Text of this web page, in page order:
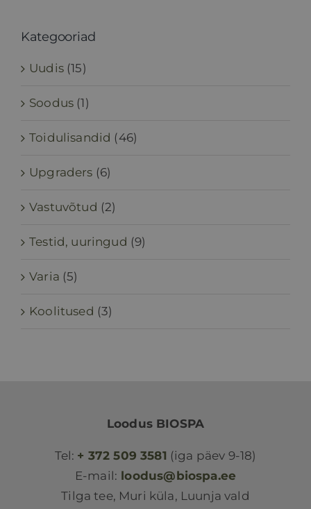
Kategooriad
Uudis (15)
Soodus (1)
Toidulisandid (46)
Upgraders (6)
Vastuvõtud (2)
Testid, uuringud (9)
Varia (5)
Koolitused (3)
Loodus BIOSPA
Tel: + 372 509 3581 (iga päev 9-18)
E-mail: loodus@biospa.ee
Tilga tee, Muri küla, Luunja vald